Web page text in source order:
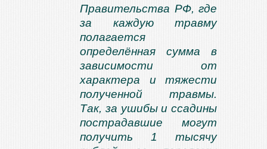
Правительства РФ, где
за каждую травму
полагается
определённая сумма в
зависимости от
характера и тяжести
полученной травмы.
Так, за ушибы и ссадины
пострадавшие могут
получить 1 тысячу